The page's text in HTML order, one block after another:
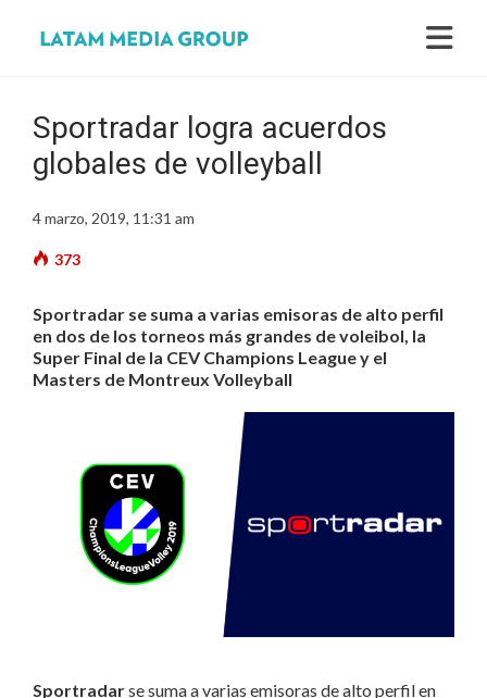
Sportradar logra acuerdos
globales de volleyball
4 marzo, 2019, 11:31 am
373
Sportradar se suma a varias emisoras de alto perfil
en dos de los torneos más grandes de voleibol, la
Super Final de la CEV Champions League y el
Masters de Montreux Volleyball
Sportradarse suma a varias emisoras de alto perfil en